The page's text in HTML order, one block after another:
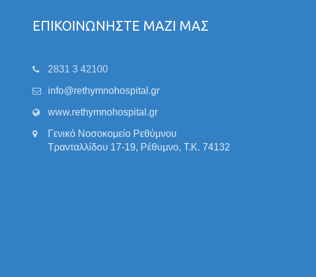
ΕΠΙΚΟΙΝΩΝΗΣΤΕ ΜΑΖΙ ΜΑΣ
2831 3 42100
info@rethymnohospital.gr
www.rethymnohospital.gr
Γενικό Νοσοκομείο Ρεθύμνου
Τρανταλλίδου 17-19, Ρέθυμνο, Τ.Κ. 74132